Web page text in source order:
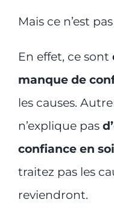
Mais ce n’est
En effet, ce sont
manque de
les causes.
n’explique pas
confiance en soi
traitez pas les
reviendront.